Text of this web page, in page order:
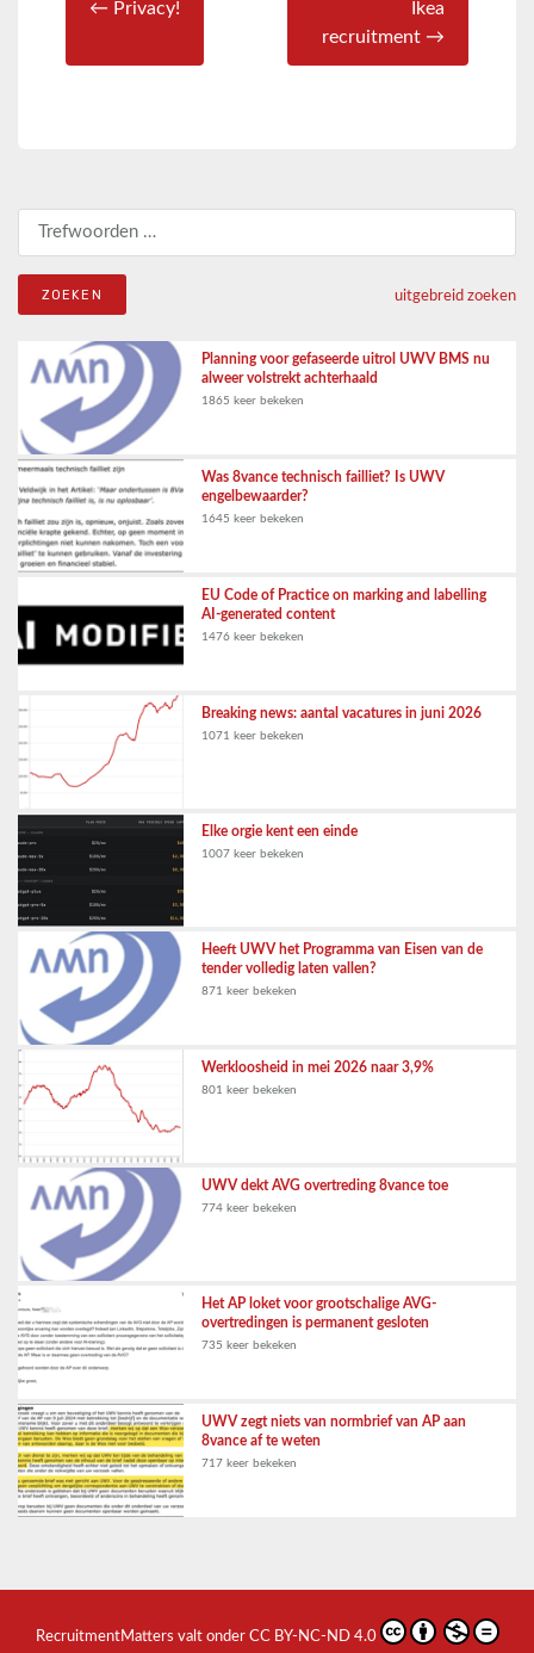
← Privacy!
Ikea
recruitment →
Zoeken naar:
uitgebreid zoeken
Planning voor gefaseerde uitrol UWV BMS nu
alweer volstrekt achterhaald
1865 keer bekeken
Was 8vance technisch failliet? Is UWV
engelbewaarder?
1645 keer bekeken
EU Code of Practice on marking and labelling
AI-generated content
1476 keer bekeken
Breaking news: aantal vacatures in juni 2026
1071 keer bekeken
Elke orgie kent een einde
1007 keer bekeken
Heeft UWV het Programma van Eisen van de
tender volledig laten vallen?
871 keer bekeken
Werkloosheid in mei 2026 naar 3,9%
801 keer bekeken
UWV dekt AVG overtreding 8vance toe
774 keer bekeken
Het AP loket voor grootschalige AVG-
overtredingen is permanent gesloten
735 keer bekeken
UWV zegt niets van normbrief van AP aan
8vance af te weten
717 keer bekeken
RecruitmentMatters valt onder CC BY-NC-ND 4.0